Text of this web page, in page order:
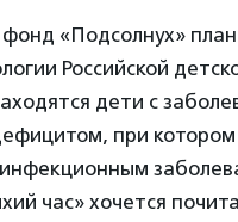
«Подсолнух»
Российской
дети с
при
час» хочется